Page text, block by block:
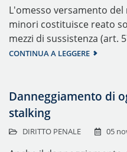
L'omesso versamento
minori costituisce reato
mezzi di sussistenza (art.
CONTINUA A LEGGERE
Danneggiamento di
stalking
DIRITTO PENALE 05